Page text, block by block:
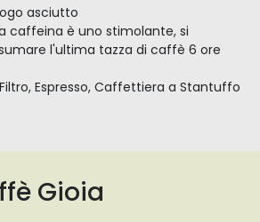
asciutto
caffeina è uno stimolante, si
l'ultima tazza di caffè 6 ore
Espresso, Caffettiera a Stantuffo
Gioia